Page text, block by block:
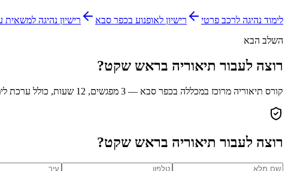
לימוד נהיגה לרכב פרטי רישיון לאופנוע בכפר סבא רישיון נהיגה למשאית עד 12
השלב הבא
רוצה לעבור תיאוריה בראש שקט?
קורס תיאוריה מרוכז במכללה בכפר סבא — 3 מפגשים, 12 שעות, כולל ערכת לימוד. מועדים קבועים, אווירה נעימה ומורים שמסבירים עד שמבינים.
רוצה לעבור תיאוריה בראש שקט?